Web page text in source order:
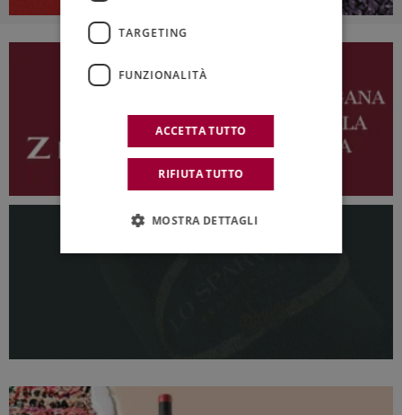
TARGETING
FUNZIONALITÀ
ACCETTA TUTTO
RIFIUTA TUTTO
MOSTRA DETTAGLI